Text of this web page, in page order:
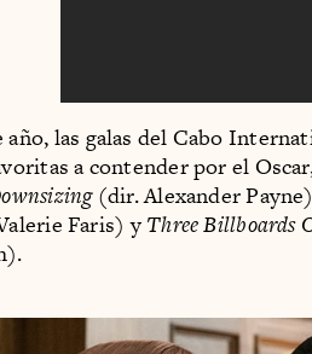
año, las galas del Cabo
a contender por el
(dir. Alexander
Faris) y Three Billboards